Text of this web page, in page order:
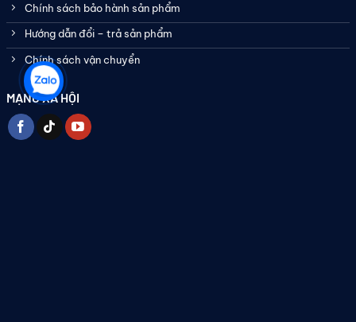
Chính sách bảo hành sản phẩm
Hướng dẫn đổi – trả sản phẩm
Chính sách vận chuyển
MẠNG XÃ HỘI